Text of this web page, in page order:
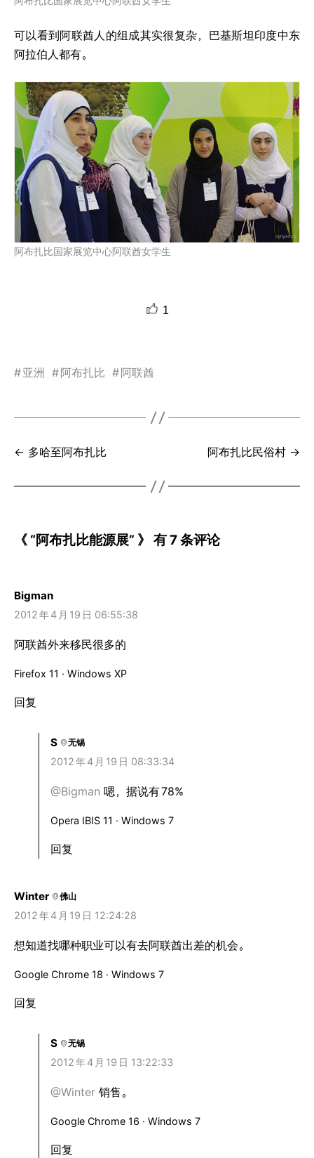
可以看到阿联酋人的组成其实很复杂，巴基斯坦印度中东
阿拉伯人都有。
阿布扎比国家展览中心阿联酋女学生
1
#亚洲 #阿布扎比 #阿联酋
← 多哈至阿布扎比 阿布扎比民俗村 →
《 “阿布扎比能源展” 》 有 7 条评论
Bigman
2012年4 月 19 日 06:55:38
阿联酋外来移民很多的
Firefox 11 · Windows XP
回复
S 无锡
2012年4 月 19 日 08:33:34
@Bigman 嗯，据说有78%
Opera IBIS 11 · Windows 7
回复
Winter 佛山
2012年4 月 19 日 12:24:28
想知道找哪种职业可以有去阿联酋出差的机会。
Google Chrome 18 · Windows 7
回复
S 无锡
2012年4 月 19 日 13:22:33
@Winter 销售。
Google Chrome 16 · Windows 7
回复